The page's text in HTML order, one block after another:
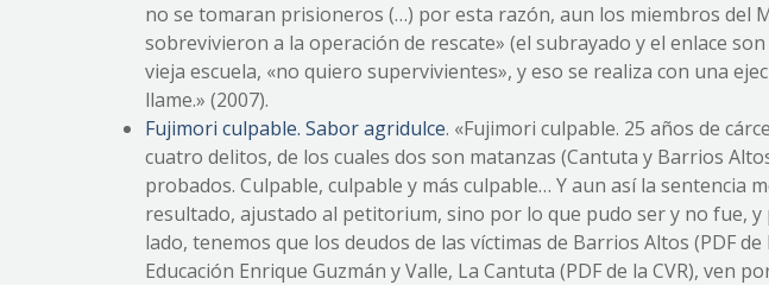
no se tomaran prisioneros (…) por esta razón, aun los miembros del
sobrevivieron a la operación de rescate» (el subrayado y el enlace
vieja escuela, «no quiero supervivientes», y eso se realiza con una
llame.» (2007).
Fujimori culpable. Sabor agridulce. «Fujimori culpable. 25 años de
cuatro delitos, de los cuales dos son matanzas (Cantuta y Barrios
probados. Culpable, culpable y más culpable… Y aun así la sentencia
resultado, ajustado al petitorium, sino por lo que pudo ser y no fue,
lado, tenemos que los deudos de las víctimas de Barrios Altos (PDF
Educación Enrique Guzmán y Valle, La Cantuta (PDF de la CVR), ven